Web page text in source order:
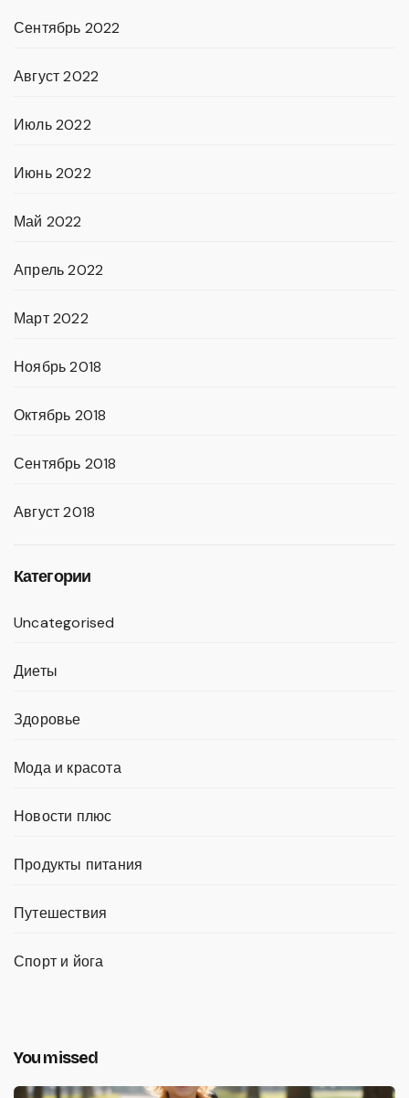
Сентябрь 2022
Август 2022
Июль 2022
Июнь 2022
Май 2022
Апрель 2022
Март 2022
Ноябрь 2018
Октябрь 2018
Сентябрь 2018
Август 2018
Категории
Uncategorised
Диеты
Здоровье
Мода и красота
Новости плюс
Продукты питания
Путешествия
Спорт и йога
You missed